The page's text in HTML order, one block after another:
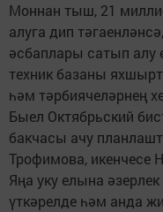
Моннан тыш, 21
алуга дип
әсбаплары сатып алу
техник базаны
һәм тәрбиячеләрнең
Быел Октябрьский
бакчасы ачу
Трофимова, икенчесе
Яңа уку елына
үткәрелде һәм анда